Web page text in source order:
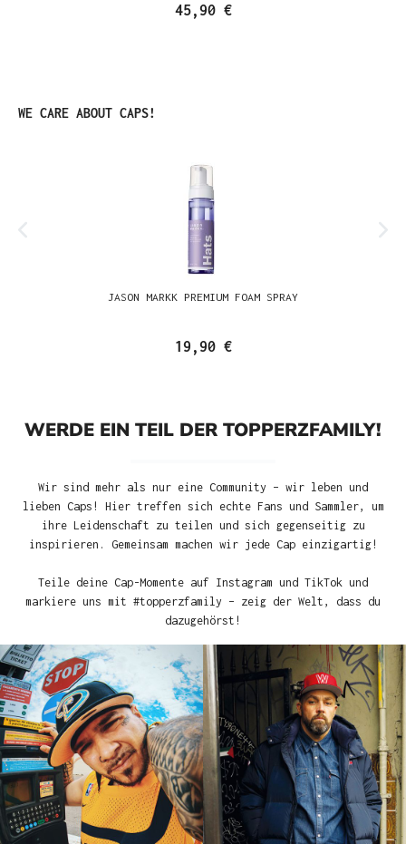
45,90 €
Produktgalerie überspringen
WE CARE ABOUT CAPS!
JASON MARKK PREMIUM FOAM SPRAY
19,90 €
WERDE EIN TEIL DER TOPPERZFAMILY!
Wir sind mehr als nur eine Community – wir leben und
lieben Caps! Hier treffen sich echte Fans und Sammler, um
ihre Leidenschaft zu teilen und sich gegenseitig zu
inspirieren. Gemeinsam machen wir jede Cap einzigartig!
Teile deine Cap-Momente auf Instagram und TikTok und
markiere uns mit #topperzfamily – zeig der Welt, dass du
dazugehörst!